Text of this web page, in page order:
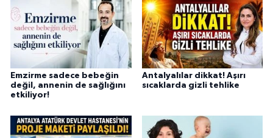
Emzirme sadece bebeğin
değil, annenin de sağlığını
etkiliyor!
Antalyalılar dikkat! Aşırı
sıcaklarda gizli tehlike